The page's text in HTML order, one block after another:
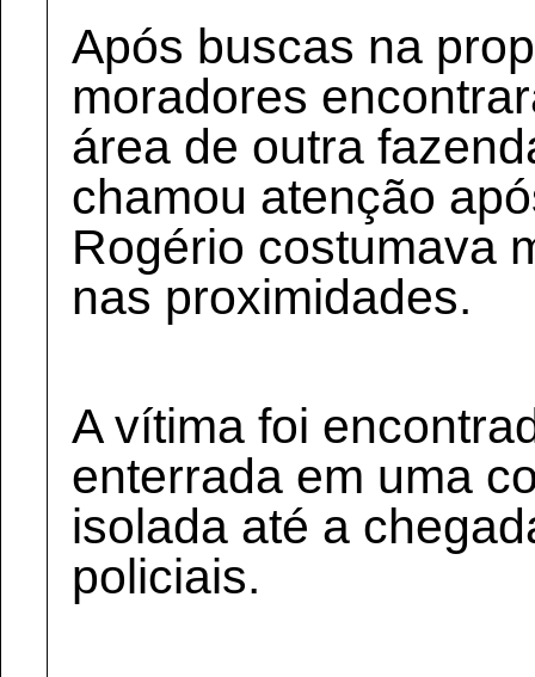
Após buscas na
moradores
área de outra
chamou atenção
Rogério costumava
nas proximidades.
A vítima foi
enterrada em uma
isolada até a
policiais.